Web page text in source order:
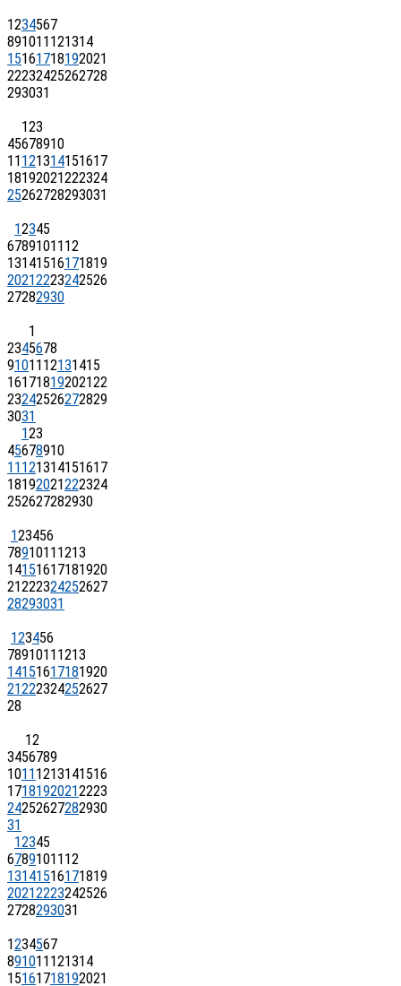
1234567
891011121314
15161718192021
22232425262728
293031
123
45678910
11121314151617
18192021222324
25262728293031
12345
6789101112
13141516171819
20212223242526
27282930
1
2345678
9101112131415
16171819202122
23242526272829
3031
123
45678910
11121314151617
18192021222324
252627282930
123456
78910111213
14151617181920
21222324252627
28293031
123456
78910111213
14151617181920
21222324252627
28
12
3456789
10111213141516
17181920212223
24252627282930
31
12345
6789101112
13141516171819
20212223242526
2728293031
1234567
891011121314
15161718192021